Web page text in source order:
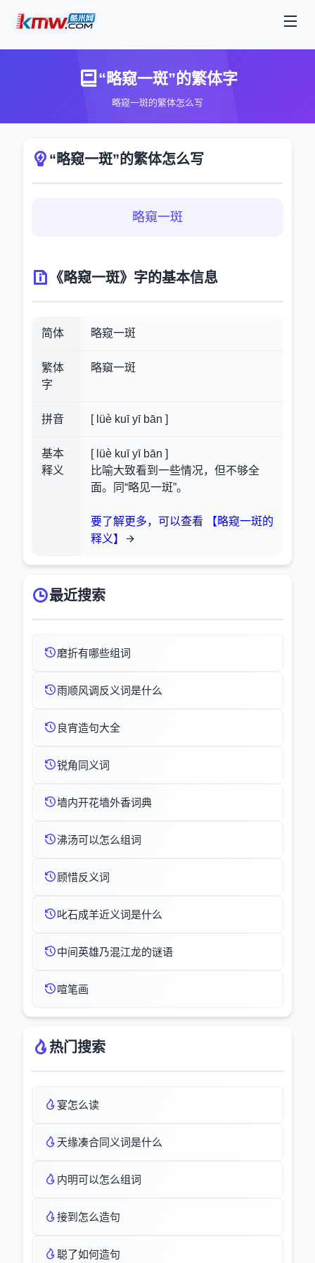
“略窥一斑”的繁体字
略窥一斑的繁体怎么写
“略窥一斑”的繁体怎么写
略窺一斑
《略窥一斑》字的基本信息
简体 略窥一斑
繁体
字
略窺一斑
拼音 [ lüè kuī yī bān ]
基本
释义
[ lüè kuī yī bān ]
比喻大致看到一些情况，但不够全
面。同“略见一斑”。
要了解更多，可以查看 【略窥一斑的
释义】
最近搜索
磨折有哪些组词
雨顺风调反义词是什么
良宵造句大全
锐角同义词
墙内开花墙外香词典
沸汤可以怎么组词
顾惜反义词
叱石成羊近义词是什么
中间英雄乃混江龙的谜语
喧笔画
热门搜索
宴怎么读
天缘凑合同义词是什么
内明可以怎么组词
接到怎么造句
聪了如何造句